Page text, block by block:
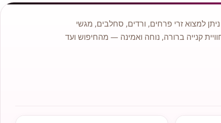
למצוא זרי פרחים, ורדים, סחלבים, מגשי
קנייה ברורה, נוחה ואמינה — מהחיפוש ועד